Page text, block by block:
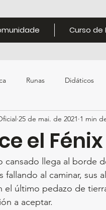
Curso de
Runas Didáticos
el Fénix
25 de mai. de 2021 1 min
cansado llega al borde
fallando al caminar, sus
el último pedazo de
a aceptar.